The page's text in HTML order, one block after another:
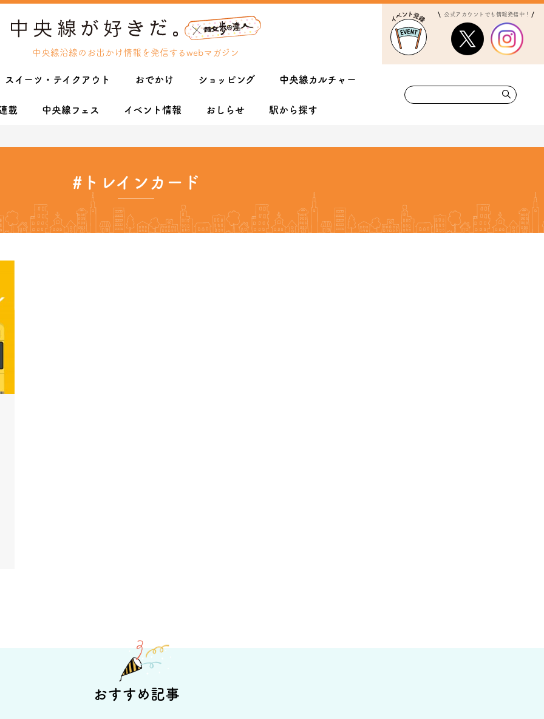
中央線沿線のお出かけ情報を発信するwebマガジン
公式アカウントでも情報発信中！
スイーツ・テイクアウト おでかけ ショッピング 中央線カルチャー
載 中央線フェス イベント情報 おしらせ 駅から探す
#トレインカード
おすすめ記事